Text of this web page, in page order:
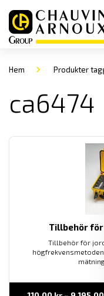
Hem Produkter
ca6474
Tillbehör för
Tillbehör för